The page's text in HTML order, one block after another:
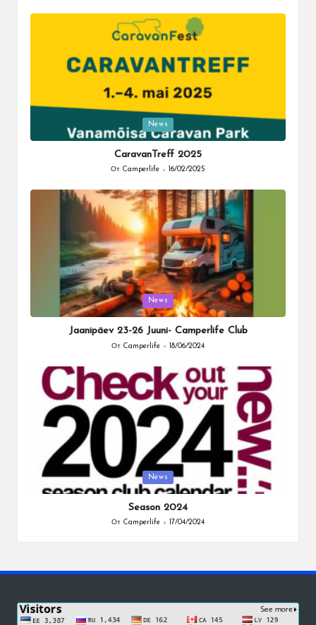
в
News
CaravanTreff 2025
От Camperlife 16/02/2025
Опубликовано
в
News
Jaanipäev 23-26 Juuni- Camperlife Club
От Camperlife 18/06/2024
Опубликовано
в
News
Season 2024
От Camperlife 17/04/2024